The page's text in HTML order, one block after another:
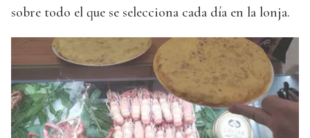
sobre todo el que se selecciona cada día en la lonja.